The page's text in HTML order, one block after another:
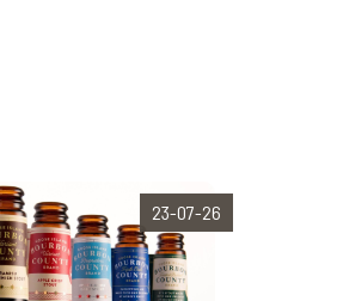
23-07-26